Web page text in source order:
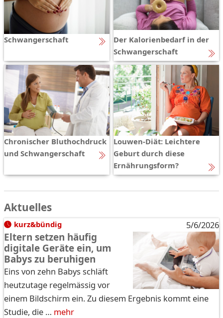
Schwangerschaft
Der Kalorienbedarf in der
Schwangerschaft
Chronischer Bluthochdruck
und Schwangerschaft
Louwen-Diät: Leichtere
Geburt durch diese
Ernährungsform?
Aktuelles
kurz&bündig 5/6/2026
Eltern setzen häufig
digitale Geräte ein, um
Babys zu beruhigen
Eins von zehn Babys schläft
heutzutage regelmässig vor
einem Bildschirm ein. Zu diesem Ergebnis kommt eine
Studie, die … mehr